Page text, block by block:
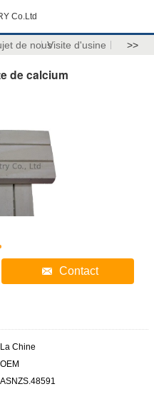
Co.Ltd
de nousVisite d'usine >>
de calcium
Contact
La Chine
OEM
ASNZS.48591